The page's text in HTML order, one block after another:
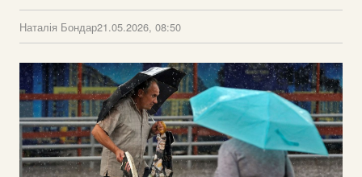
Наталія Бондар21.05.2026, 08:50